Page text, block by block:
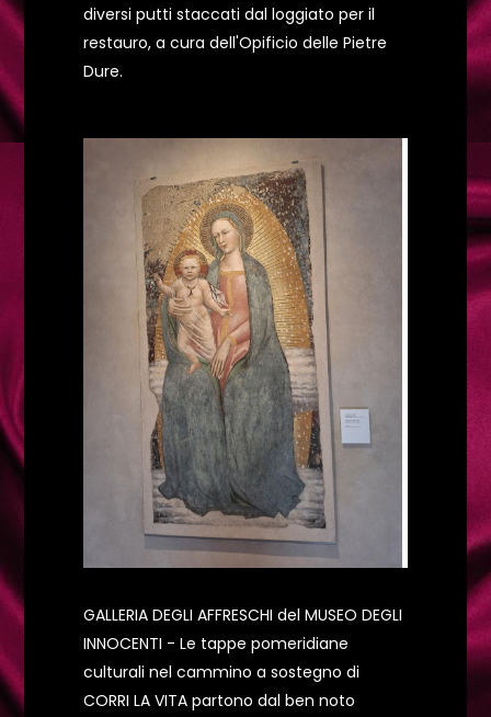
diversi putti staccati dal loggiato per il
restauro, a cura dell'Opificio delle Pietre
Dure.
GALLERIA DEGLI AFFRESCHI del MUSEO DEGLI
INNOCENTI - Le tappe pomeridiane
culturali nel cammino a sostegno di
CORRI LA VITA partono dal ben noto